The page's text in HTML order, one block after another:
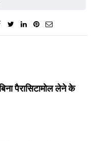
पैरासिटामोल लेने के